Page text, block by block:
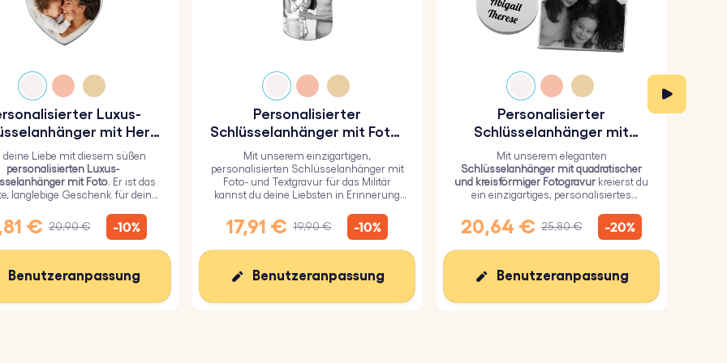
Luxus-
mit Herz
und Foto
deine Liebe mit diesem süßen
personalisierten Luxus-
mit Foto. Er ist das
langlebige Geschenk für deine
überzogen.
€ 20,90 € -10%
Benutzeranpassung
Personalisierter
Schlüsselanhänger mit Foto-
und Textgravur für das
Militär
Mit unserem einzigartigen,
personalisierten Schlüsselanhänger mit
Foto- und Textgravur für das Militär
kannst du deine Liebsten in Erinnerung
17,91 € 19,90 € -10%
Benutzeranpassung
Personalisierter
Schlüsselanhänger mit
quadratischer und
kreisförmiger Fotogravur
Mit unserem eleganten
Schlüsselanhänger mit quadratischer
und kreisförmiger Fotogravur kreierst du
ein einzigartiges, personalisiertes
Bild auf dem Quadrat und einen Text auf
dem Kreis hinzufügen kannst.
20,64 € 25,80 € -20%
Benutzeranpassung